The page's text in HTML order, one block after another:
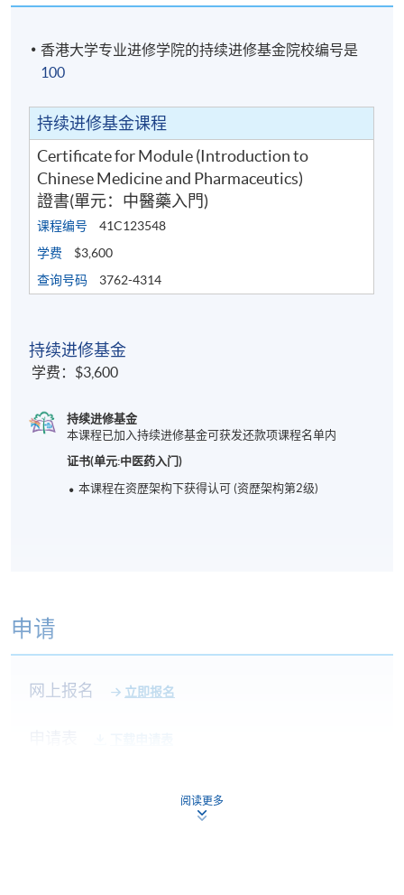
香港大学专业进修学院的持续进修基金院校编号是
100
持续进修基金课程
Certificate for Module (Introduction to
Chinese Medicine and Pharmaceutics)
證書(單元：中醫藥入門)
课程编号
41C123548
学费
$3,600
查询号码
3762-4314
持续进修基金
学费：$3,600
持续进修基金
本课程已加入持续进修基金可获发还款项课程名单内
证书(单元:中医药入门)
本课程在资歴架构下获得认可 (资歴架构第2级)
申请
网上报名 立即报名
阅读更多